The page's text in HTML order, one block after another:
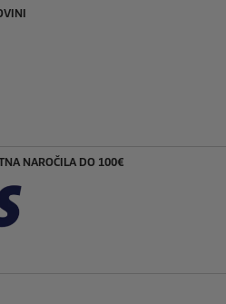
NAROČILA DO 100€